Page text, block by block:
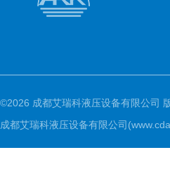
©2026 成都艾瑞科液压设备有限公司
成都艾瑞科液压设备有限公司